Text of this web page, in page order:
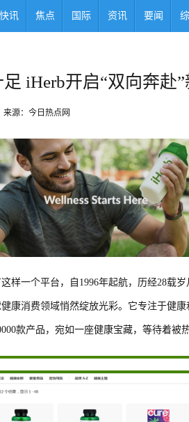
快讯 焦点 国际 资讯 要闻
iHerb开启“双向奔赴
源：今日热点网
样一个平台，自1996年起航，历经28载
康消费领域悄然绽放光彩。它专注于健康
款产品，宛如一座健康宝藏，等待着被